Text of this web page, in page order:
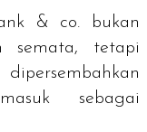
& co. bukan
semata, tetapi
sebagai